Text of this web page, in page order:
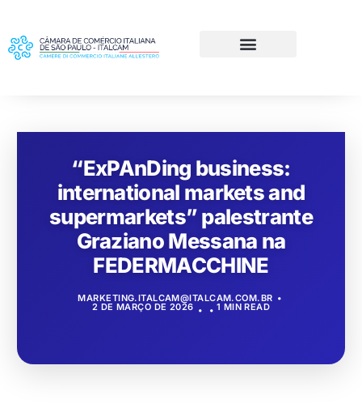
“ExPAnDing business:
international markets and
supermarkets” palestrante
Graziano Messana na
FEDERMACCHINE
MARKETING.ITALCAM@ITALCAM.COM.BR
2 DE MARÇO DE 2026 1 MIN READ